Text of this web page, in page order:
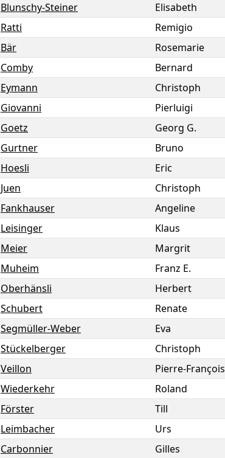
Blunschy-Steiner Elisabeth
Ratti Remigio
Bär Rosemarie
Comby Bernard
Eymann Christoph
Giovanni Pierluigi
Goetz Georg G.
Gurtner Bruno
Hoesli Eric
Juen Christoph
Fankhauser Angeline
Leisinger Klaus
Meier Margrit
Muheim Franz E.
Oberhänsli Herbert
Schubert Renate
Segmüller-Weber Eva
Stückelberger Christoph
Veillon Pierre-François
Wiederkehr Roland
Förster Till
Leimbacher Urs
Carbonnier Gilles